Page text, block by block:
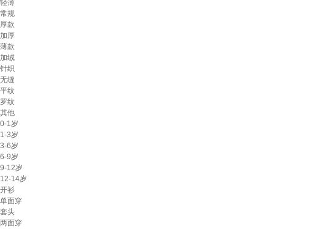
轻薄
常规
厚款
加厚
薄款
加绒
针织
无缝
平纹
罗纹
其他
0-1岁
1-3岁
3-6岁
6-9岁
9-12岁
12-14岁
开衫
单面穿
套头
两面穿